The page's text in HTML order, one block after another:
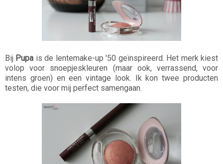
Bij Pupa is de lentemake-up '50 geïnspireerd. Het merk kiest
volop voor snoepjeskleuren (maar ook, verrassend, voor
intens groen) en een vintage look. Ik kon twee producten
testen, die voor mij perfect samengaan.